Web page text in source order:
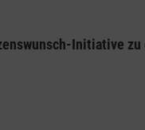
Initiative zu